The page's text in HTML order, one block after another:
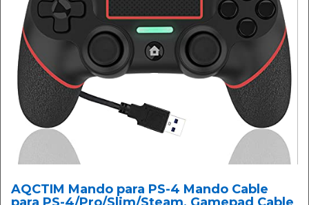
AQCTIM Mando para PS-4 Mando Cable